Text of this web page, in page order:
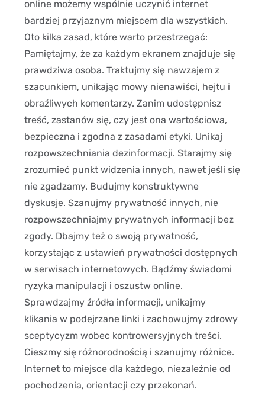
online możemy wspólnie uczynić internet
bardziej przyjaznym miejscem dla wszystkich.
Oto kilka zasad, które warto przestrzegać:
Pamiętajmy, że za każdym ekranem znajduje się
prawdziwa osoba. Traktujmy się nawzajem z
szacunkiem, unikając mowy nienawiści, hejtu i
obraźliwych komentarzy. Zanim udostępnisz
treść, zastanów się, czy jest ona wartościowa,
bezpieczna i zgodna z zasadami etyki. Unikaj
rozpowszechniania dezinformacji. Starajmy się
zrozumieć punkt widzenia innych, nawet jeśli się
nie zgadzamy. Budujmy konstruktywne
dyskusje. Szanujmy prywatność innych, nie
rozpowszechniajmy prywatnych informacji bez
zgody. Dbajmy też o swoją prywatność,
korzystając z ustawień prywatności dostępnych
w serwisach internetowych. Bądźmy świadomi
ryzyka manipulacji i oszustw online.
Sprawdzajmy źródła informacji, unikajmy
klikania w podejrzane linki i zachowujmy zdrowy
sceptycyzm wobec kontrowersyjnych treści.
Cieszmy się różnorodnością i szanujmy różnice.
Internet to miejsce dla każdego, niezależnie od
pochodzenia, orientacji czy przekonań.